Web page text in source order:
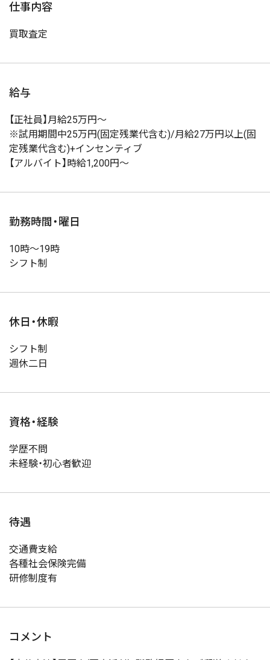
仕事内容
買取査定
給与
【正社員】月給25万円～
※試用期間中25万円(固定残業代含む)/月給27万円以上(固
定残業代含む)+インセンティブ
【アルバイト】時給1,200円～
勤務時間・曜日
10時～19時
シフト制
休日・休暇
シフト制
週休二日
資格・経験
学歴不問
未経験・初心者歓迎
待遇
交通費支給
各種社会保険完備
研修制度有
コメント